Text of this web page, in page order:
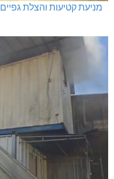
מניעת קטיעות והצלת גפיים